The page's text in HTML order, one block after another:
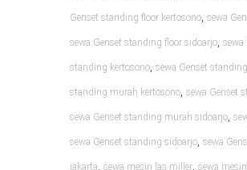
Genset standing floor kertosono, sewa
sewa Genset standing floor sidoarjo, sewa
standing kertosono, sewa Genset
standing murah kertosono, sewa Genset
sewa Genset standing murah sidoarjo,
sewa Genset standing sidoarjo, sewa
jakarta, sewa mesin las miller, sewa